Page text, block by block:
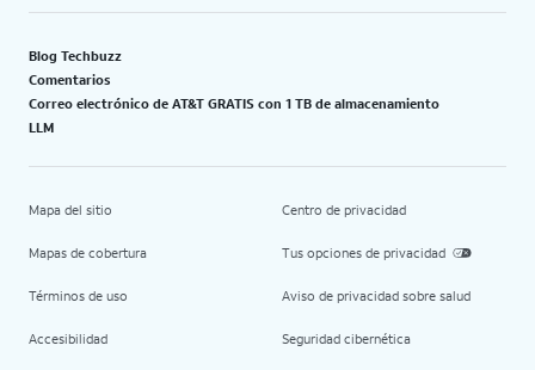
Blog Techbuzz
Comentarios
Correo electrónico de AT&T GRATIS con 1 TB de almacenamiento
LLM
Mapa del sitio
Mapas de cobertura
Términos de uso
Accesibilidad
Centro de privacidad
Tus opciones de privacidad
Aviso de privacidad sobre salud
Seguridad cibernética